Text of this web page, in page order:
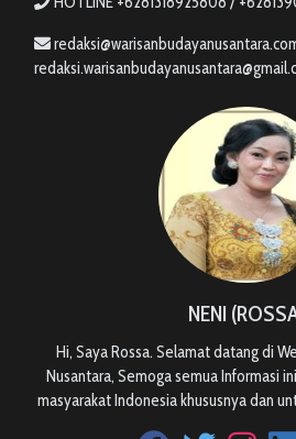
NENI
Hi, Saya Rossa. Selamat datang di
Nusantara, Semoga semua Informasi
masyarakat Indonesia khususnya dan